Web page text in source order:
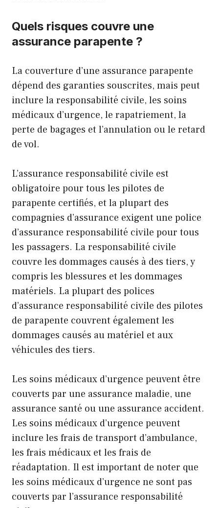
Quels risques couvre une
assurance parapente ?
La couverture d’une assurance parapente
dépend des garanties souscrites, mais peut
inclure la responsabilité civile, les soins
médicaux d’urgence, le rapatriement, la
perte de bagages et l’annulation ou le retard
de vol.
L’assurance responsabilité civile est
obligatoire pour tous les pilotes de
parapente certifiés, et la plupart des
compagnies d’assurance exigent une police
d’assurance responsabilité civile pour tous
les passagers. La responsabilité civile
couvre les dommages causés à des tiers, y
compris les blessures et les dommages
matériels. La plupart des polices
d’assurance responsabilité civile des pilotes
de parapente couvrent également les
dommages causés au matériel et aux
véhicules des tiers.
Les soins médicaux d’urgence peuvent être
couverts par une assurance maladie, une
assurance santé ou une assurance accident.
Les soins médicaux d’urgence peuvent
inclure les frais de transport d’ambulance,
les frais médicaux et les frais de
réadaptation. Il est important de noter que
les soins médicaux d’urgence ne sont pas
couverts par l’assurance responsabilité